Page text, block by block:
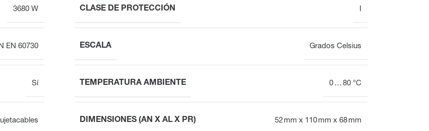
3680 W CLASE DE PROTECCIÓN
EN 60730 ESCALA Grados Celsius
Sí TEMPERATURA AMBIENTE 0 … 80 °C
DIMENSIONES (AN X AL X PR) 52 mm x 110 mm x 68 mm